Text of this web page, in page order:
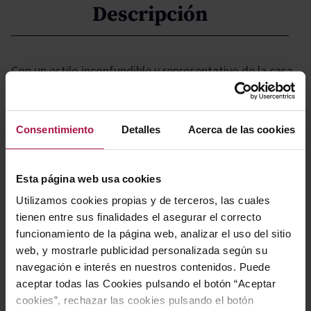
Consentimiento Detalles Acerca de las cookies
Esta página web usa cookies
Utilizamos cookies propias y de terceros, las cuales
tienen entre sus finalidades el asegurar el correcto
funcionamiento de la página web, analizar el uso del sitio
web, y mostrarle publicidad personalizada según su
navegación e interés en nuestros contenidos. Puede
aceptar todas las Cookies pulsando el botón “Aceptar
cookies”, rechazar las cookies pulsando el botón
Descripción
Con un estilo inconfundible y representativo de la casa,
esta propuesta se distingue por su elegancia y
delicadeza, mostrando un carácter femenino y
refinado. Su equilibrio perfecto entre frescura y
suavidad lo convierte en una opción ideal para quienes
Gastronomía
Perfecto para disfrutar como aperitivo, este vino
armoniza especialmente bien con mariscos, así como